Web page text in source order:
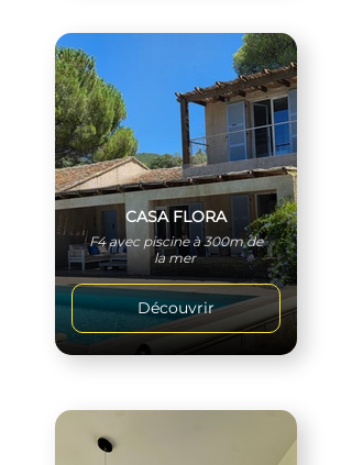
CASA FLORA
F4 avec piscine à 300m de
la mer
Découvrir